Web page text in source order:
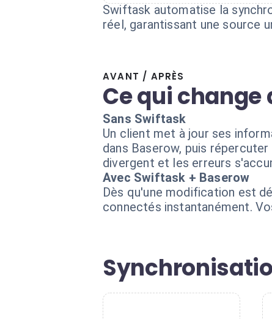
Swiftask automatise la
réel, garantissant une source
AVANT / APRÈS
Ce qui
Sans Swiftask
Un client met à jour ses
dans Baserow, puis
divergent et les erreurs
Avec Swiftask + Baserow
Dès qu'une modification est
connectés instantanément.